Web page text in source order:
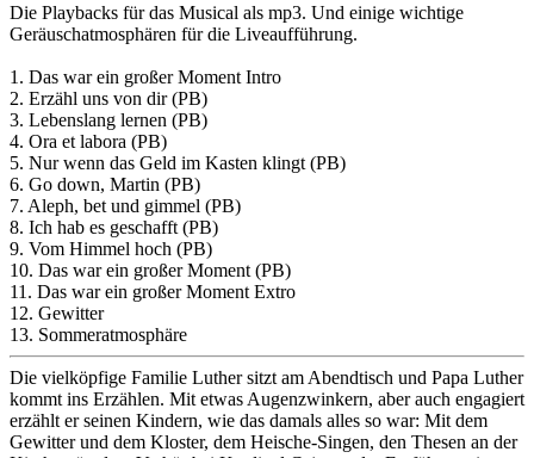
Die Playbacks für das Musical als mp3. Und einige wichtige
Geräuschatmosphären für die Liveaufführung.
1. Das war ein großer Moment Intro
2. Erzähl uns von dir (PB)
3. Lebenslang lernen (PB)
4. Ora et labora (PB)
5. Nur wenn das Geld im Kasten klingt (PB)
6. Go down, Martin (PB)
7. Aleph, bet und gimmel (PB)
8. Ich hab es geschafft (PB)
9. Vom Himmel hoch (PB)
10. Das war ein großer Moment (PB)
11. Das war ein großer Moment Extro
12. Gewitter
13. Sommeratmosphäre
Die vielköpfige Familie Luther sitzt am Abendtisch und Papa Luther
kommt ins Erzählen. Mit etwas Augenzwinkern, aber auch engagiert
erzählt er seinen Kindern, wie das damals alles so war: Mit dem
Gewitter und dem Kloster, dem Heische-Singen, den Thesen an der